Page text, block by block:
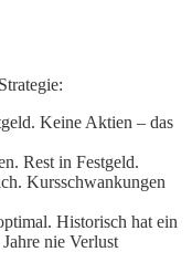
Keine Aktien – das
Rest in Festgeld.
Kursschwankungen
Historisch hat ein
nie Verlust